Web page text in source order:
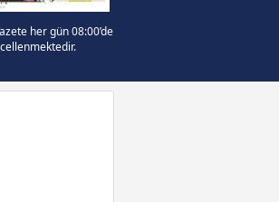
her gün 08:00’de